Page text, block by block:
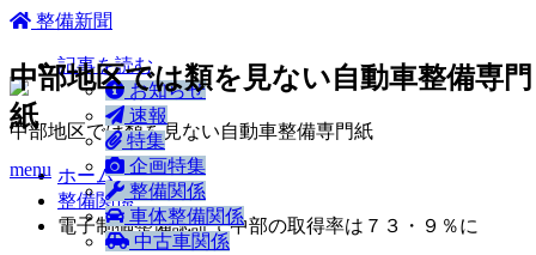
ホーム
記事を読む
お知らせ
速報
特集
企画特集
整備関係
車体整備関係
中古車関係
整備新聞
中部地区では類を見ない自動車整備専門
紙
menu
中部地区では類を見ない自動車整備専門紙
ホーム
整備関係
電子制御整備認証で中部の取得率は７３・９％に